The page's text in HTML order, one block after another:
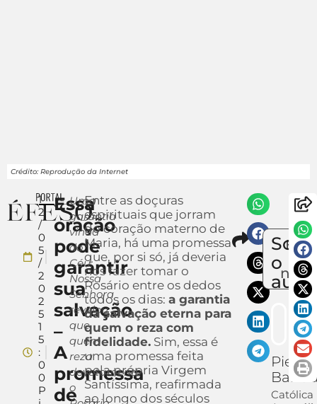
Crédito: Reprodução da Internet
1
2
/
0
5
/
2
0
2
5
1
5
:
0
0
P
Essa
oração
pode
garantir
sua
salvação
–
A
promessa
de
Uma
garantia
vinda
do
Céu:
Nossa
Senhora
revelou
que
quem
reza
devotamente
o
Entre as doçuras
espirituais que jorram
do coração materno de
Maria, há uma promessa
que, por si só, já deveria
nos fazer tomar o
Rosário entre os dedos
todos os dias:a garantia
da salvação eterna para
quem o reza com
fidelidade. Sim, essa é
uma promessa feita
pela própria Virgem
Santíssima, reafirmada
ao longo dos séculos
o
Pietra
Católica